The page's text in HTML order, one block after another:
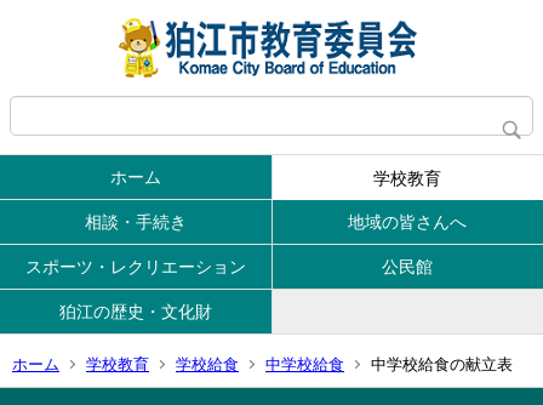
ホーム 学校教育
相談・手続き 地域の皆さんへ
スポーツ・レクリエーション 公民館
狛江の歴史・文化財
ホーム 学校教育 学校給食 中学校給食 中学校給食の献立表